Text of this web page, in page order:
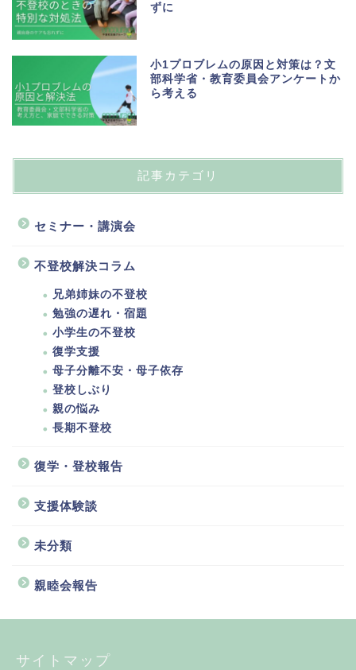
ずに
小1プロブレムの原因と対策は？文
部科学省・教育委員会アンケートか
ら考える
記事カテゴリ
セミナー・講演会
不登校解決コラム
兄弟姉妹の不登校
勉強の遅れ・宿題
小学生の不登校
復学支援
母子分離不安・母子依存
登校しぶり
親の悩み
長期不登校
復学・登校報告
支援体験談
未分類
親睦会報告
サイトマップ